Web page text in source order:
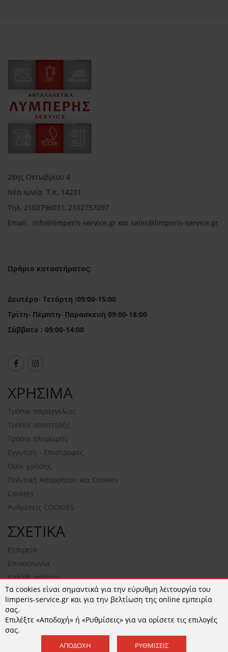
28ης Οκτωβρίου 4
Νέα Ιωνία Τ.Κ. 14231
Τηλ. 2102796031, 2102757097
Email info@limperis-service.gr και sales@limperis-service.gr
Ωράριο καταστήματος:
Δευτέρα- Τετάρτη :09:00-15:00
Τρίτη- Πέμπτη- Παρασκευή 09:00-18:00
Σάββατο : 09:00-14:00
ΧΡΗΣΙΜΑ
Τρόποι παραγγελίας
Τρόποι αποστολής
Τρόποι πληρωμής
Εγγυήση - Επιστροφές
Όροι χρήσης
Πολιτική Απορρήτου και Cookies
Cookies
Ρυθμίσεις COOKIES
ΣΧΕΤΙΚΑ
Εταιρεία
Επικοινωνία
Καλάθι αγορών
NEWSLETTER
ΕΓΓΡΑΦΉ
Τα cookies είναι σημαντικά για την εύρυθμη λειτουργία του
limperis-service.gr και για την βελτίωση της online εμπειρία
σας.
Επιλέξτε «Αποδοχή» ή «Ρυθμίσεις» για να ορίσετε τις επιλογές
σας.
ΑΠΟΔΟΧΉ ΡΥΘΜΊΣΕΙΣ